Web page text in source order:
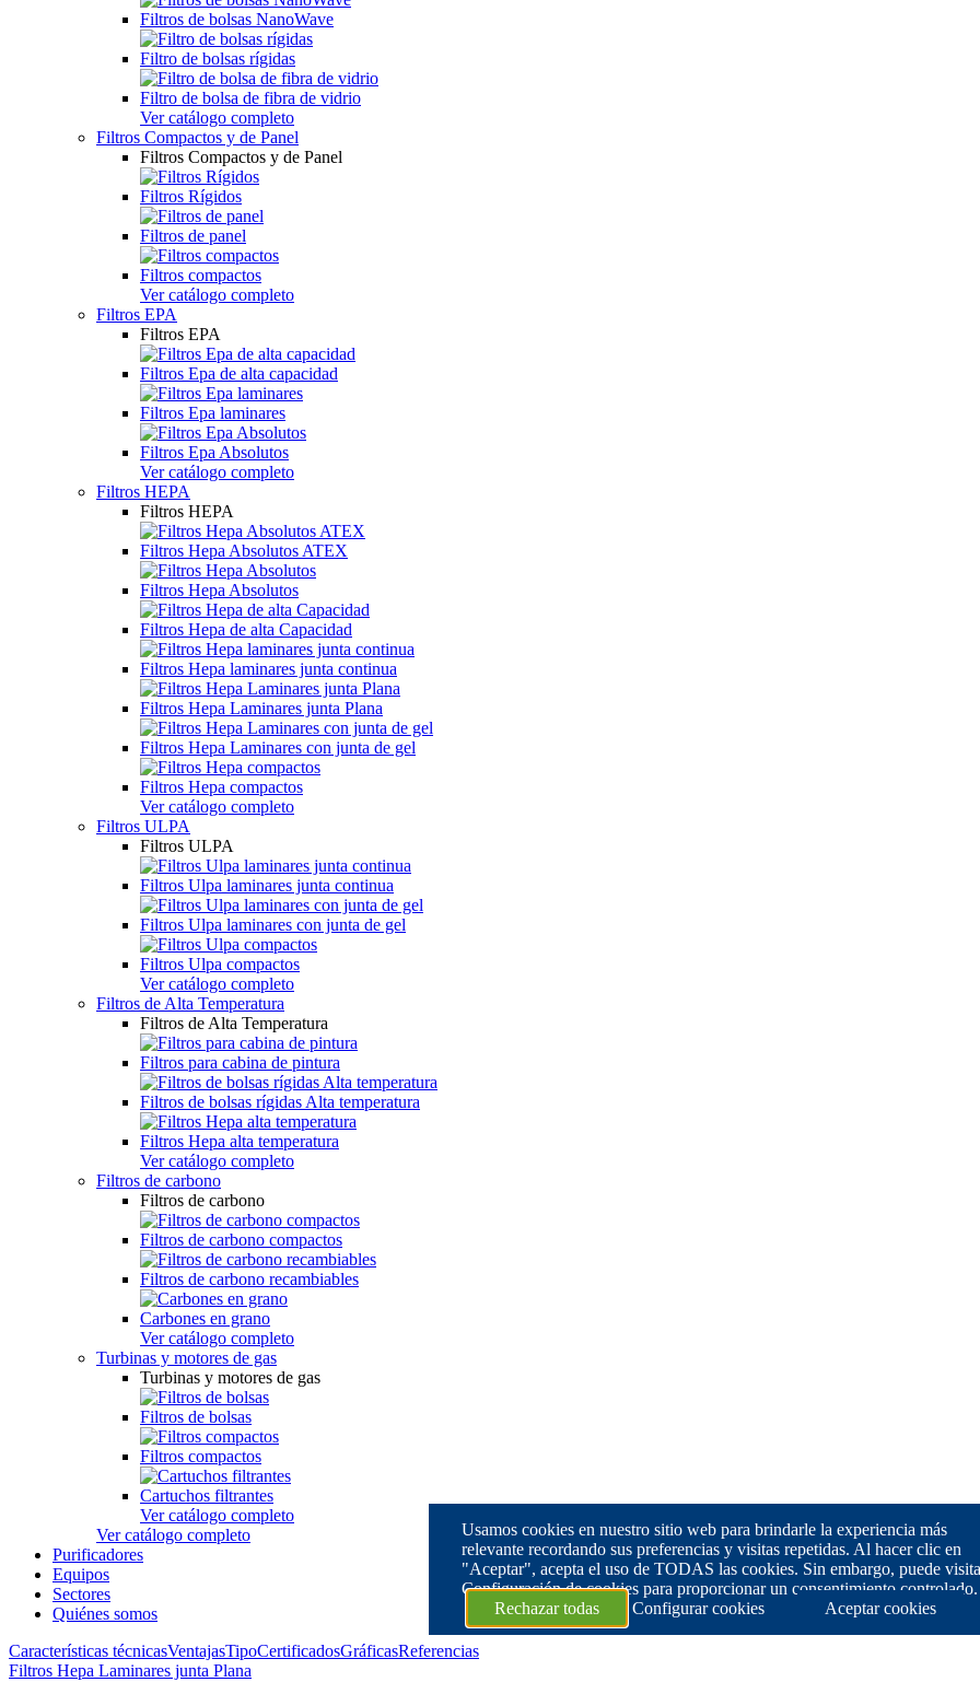
Filtros de bolsas NanoWave
Filtro de bolsas rígidas
Filtro de bolsa de fibra de vidrio
Ver catálogo completo
Filtros Compactos y de Panel
Filtros Compactos y de Panel
Filtros Rígidos
Filtros de panel
Filtros compactos
Ver catálogo completo
Filtros EPA
Filtros EPA
Filtros Epa de alta capacidad
Filtros Epa laminares
Filtros Epa Absolutos
Ver catálogo completo
Filtros HEPA
Filtros HEPA
Filtros Hepa Absolutos ATEX
Filtros Hepa Absolutos
Filtros Hepa de alta Capacidad
Filtros Hepa laminares junta continua
Filtros Hepa Laminares junta Plana
Filtros Hepa Laminares con junta de gel
Filtros Hepa compactos
Ver catálogo completo
Filtros ULPA
Filtros ULPA
Filtros Ulpa laminares junta continua
Filtros Ulpa laminares con junta de gel
Filtros Ulpa compactos
Ver catálogo completo
Filtros de Alta Temperatura
Filtros de Alta Temperatura
Filtros para cabina de pintura
Filtros de bolsas rígidas Alta temperatura
Filtros Hepa alta temperatura
Ver catálogo completo
Filtros de carbono
Filtros de carbono
Filtros de carbono compactos
Filtros de carbono recambiables
Carbones en grano
Ver catálogo completo
Turbinas y motores de gas
Turbinas y motores de gas
Filtros de bolsas
Filtros compactos
Cartuchos filtrantes
Ver catálogo completo
Ver catálogo completo
Purificadores
Equipos
Sectores
Quiénes somos
Características técnicasVentajasTipoCertificadosGráficasReferencias
Filtros Hepa Laminares junta Plana
Usamos cookies en nuestro sitio web para brindarle la experiencia más
relevante recordando sus preferencias y visitas repetidas. Al hacer clic en
"Aceptar", acepta el uso de TODAS las cookies. Sin embargo, puede
Configuración de cookies para proporcionar un consentimiento controlado.
Rechazar todas
Configurar cookies Aceptar cookies